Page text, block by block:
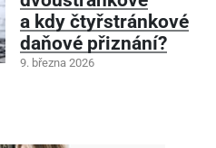
a kdy čtyřstránkové
daňové přiznání?
9. března 2026